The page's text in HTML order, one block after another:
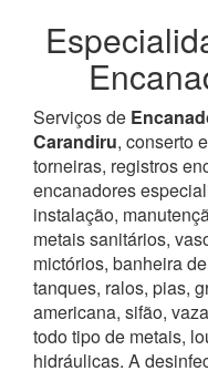
Serviços de
Carandiru, conserto
torneiras, registros
encanadores
instalação,
metais sanitários,
mictórios, banheira
tanques, ralos, pias,
americana, sifão,
todo tipo de metais,
hidráulicas. A